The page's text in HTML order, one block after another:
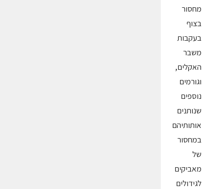
מחסור
בצוף
בעקבות
משבר
האקלים,
וגורמים
נוספים
שנותנים
אותותיהם
במחסור
של
מאביקים
לגידולים